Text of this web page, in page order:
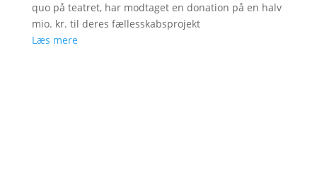
quo på teatret, har modtaget en donation på en halv
mio. kr. til deres fællesskabsprojekt
Læs mere